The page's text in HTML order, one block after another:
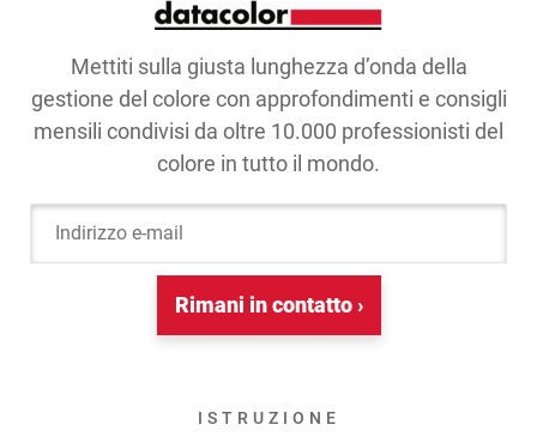
Mettiti sulla giusta lunghezza d’onda della
gestione del colore con approfondimenti e consigli
mensili condivisi da oltre 10.000 professionisti del
colore in tutto il mondo.
Indirizzo e-mail
Rimani in contatto ›
ISTRUZIONE